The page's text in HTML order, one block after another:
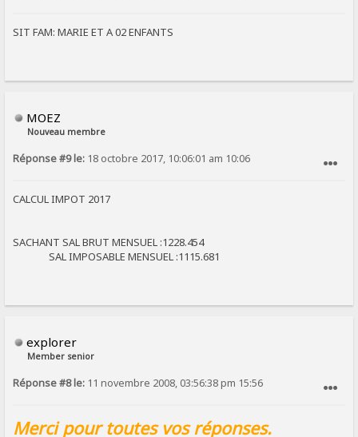
SIT FAM: MARIE ET A 02 ENFANTS
MOEZ
Nouveau membre
Réponse #9 le: 18 octobre 2017, 10:06:01 am 10:06
CALCUL IMPOT 2017
SACHANT SAL BRUT MENSUEL :1228.454
SAL IMPOSABLE MENSUEL :1115.681
explorer
Member senior
Réponse #8 le: 11 novembre 2008, 03:56:38 pm 15:56
Merci pour toutes vos réponses.